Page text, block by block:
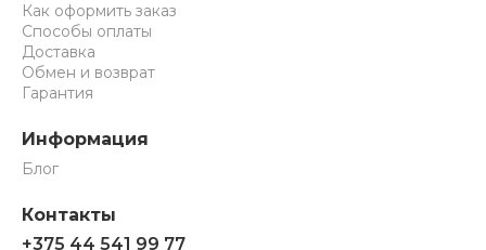
Как оформить заказ
Способы оплаты
Доставка
Обмен и возврат
Гарантия
Информация
Блог
Контакты
+375 44 541 99 77